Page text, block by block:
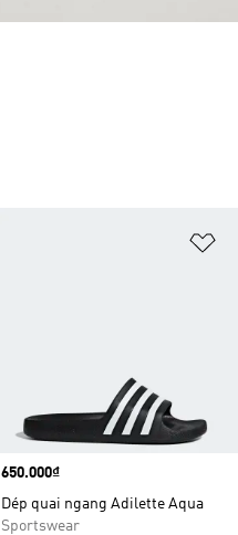
Price
650.000₫
Dép quai ngang Adilette Aqua
Sportswear